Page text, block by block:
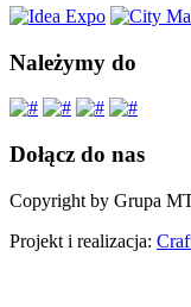
Należymy do
Dołącz do nas
Copyright by Grupa
Projekt i realizacja: